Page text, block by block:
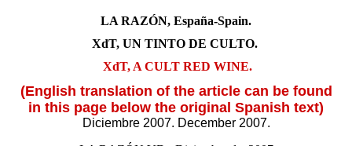
LA RAZÓN, España-Spain.
XdT, UN TINTO DE CULTO.
XdT, A CULT RED WINE.
(English translation of the article can be found
in this page below the original Spanish text)
Diciembre 2007. December 2007.